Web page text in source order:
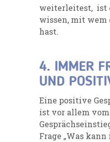
weiterleitest, ist
wissen, mit wem
hast.
4. IMMER
UND
Eine positive
ist vor allem vom
Frage „Was